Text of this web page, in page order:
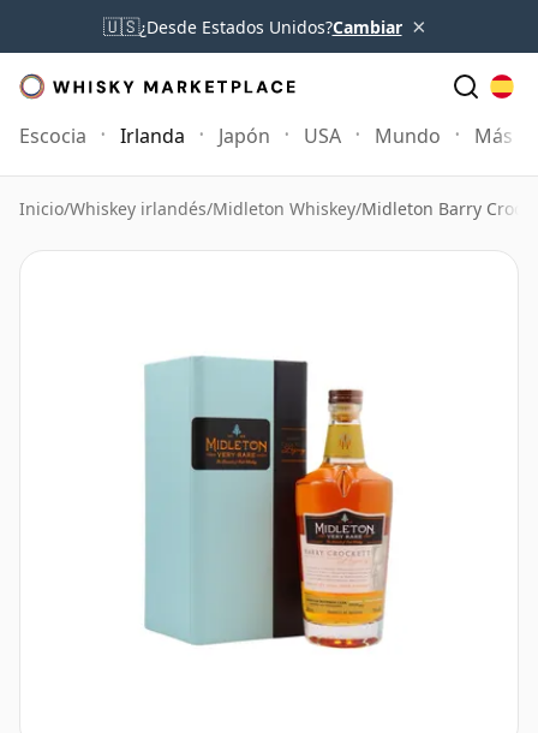
🇺🇸¿Desde Estados Unidos?Cambiar ×
Escocia Irlanda Japón USA Mundo Más
Inicio/Whiskey irlandés/Midleton Whiskey/Midleton Barry